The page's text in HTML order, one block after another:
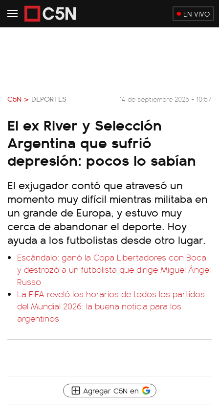
EN VIVO
C5N > DEPORTES 14 de septiembre 2025 - 10:57
El ex River y Selección
Argentina que sufrió
depresión: pocos lo sabían
El exjugador contó que atravesó un
momento muy difícil mientras militaba en
un grande de Europa, y estuvo muy
cerca de abandonar el deporte. Hoy
ayuda a los futbolistas desde otro lugar.
Escándalo: ganó la Copa Libertadores con Boca
y destrozó a un futbolista que dirige Miguel Ángel
Russo
La FIFA reveló los horarios de todos los partidos
del Mundial 2026: la buena noticia para los
argentinos
Agregar C5N en